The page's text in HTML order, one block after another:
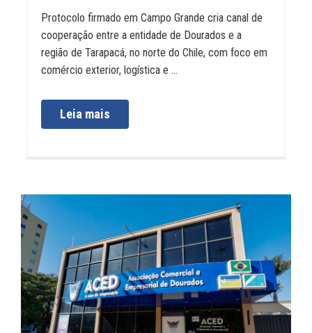
Protocolo firmado em Campo Grande cria canal de
cooperação entre a entidade de Dourados e a
região de Tarapacá, no norte do Chile, com foco em
comércio exterior, logística e ...
Leia mais